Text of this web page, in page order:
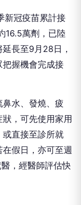
新冠疫苗累計接
16.5萬劑，已陸
長至9月28日，
握機會完成接
水、發燒、疲
，可先使用家用
直接至診所就
假日，亦可至週
，經醫師評估快